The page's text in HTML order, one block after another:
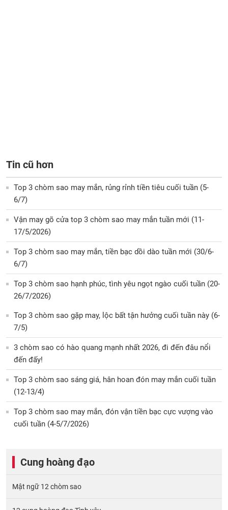
Tin cũ hơn
Top 3 chòm sao may mắn, rủng rỉnh tiền tiêu cuối tuần (5-
6/7)
Vận may gõ cửa top 3 chòm sao may mắn tuần mới (11-
17/5/2026)
Top 3 chòm sao may mắn, tiền bạc dồi dào tuần mới (30/6-
6/7)
Top 3 chòm sao hạnh phúc, tình yêu ngọt ngào cuối tuần (20-
26/7/2026)
Top 3 chòm sao gặp may, lộc bất tận hưởng cuối tuần này (6-
7/5)
3 chòm sao có hào quang mạnh nhất 2026, đi đến đâu nổi
đến đấy!
Top 3 chòm sao sáng giá, hân hoan đón may mắn cuối tuần
(12-13/4)
Top 3 chòm sao may mắn, đón vận tiền bạc cực vượng vào
cuối tuần (4-5/7/2026)
Cung hoàng đạo
Mật ngữ 12 chòm sao